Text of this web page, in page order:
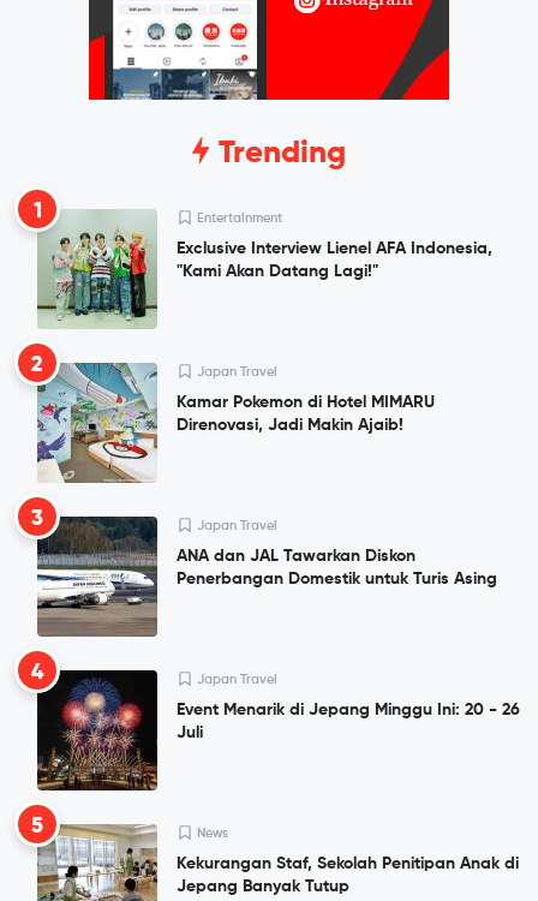
Trending
1 Entertainment
Exclusive Interview Lienel AFA Indonesia,
"Kami Akan Datang Lagi!"
2 Japan Travel
Kamar Pokemon di Hotel MIMARU
Direnovasi, Jadi Makin Ajaib!
3 Japan Travel
ANA dan JAL Tawarkan Diskon
Penerbangan Domestik untuk Turis Asing
4 Japan Travel
Event Menarik di Jepang Minggu Ini: 20 - 26
Juli
5 News
Kekurangan Staf, Sekolah Penitipan Anak di
Jepang Banyak Tutup